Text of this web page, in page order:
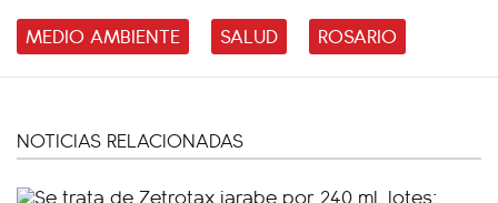
MEDIO AMBIENTE
SALUD ROSARIO
NOTICIAS RELACIONADAS